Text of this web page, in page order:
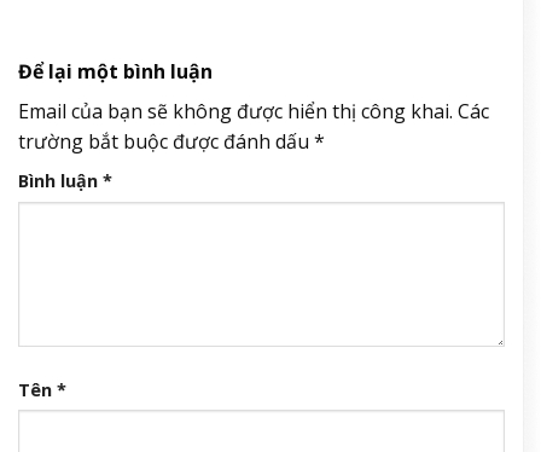
Để lại một bình luận
Email của bạn sẽ không được hiển thị công khai. Các
trường bắt buộc được đánh dấu *
Bình luận *
Tên *